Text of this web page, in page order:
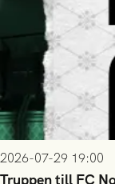
2026-07-29 19:00
Truppen till FC